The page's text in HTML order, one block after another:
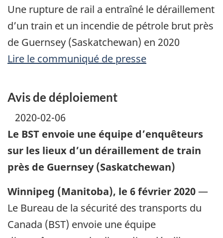
Une rupture de rail a entraîné le déraillement
d’un train et un incendie de pétrole brut près
de Guernsey (Saskatchewan) en 2020
Lire le communiqué de presse
Avis de déploiement
2020-02-06
Le BST envoie une équipe d’enquêteurs
sur les lieux d’un déraillement de train
près de Guernsey (Saskatchewan)
Winnipeg (Manitoba), le 6 février 2020—
Le Bureau de la sécurité des transports du
Canada (BST) envoie une équipe